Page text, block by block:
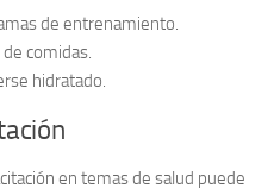
de entrenamiento.
comidas.
hidratado.
en temas de salud puede